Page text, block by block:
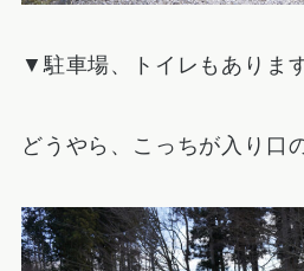
▼駐車場、トイレもあります
どうやら、こっちが入り口